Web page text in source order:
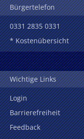
Bürgertelefon
0331 2835 0331
* Kostenübersicht
Wichtige Links
Login
Barrierefreiheit
Feedback